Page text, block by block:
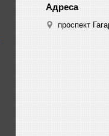
проспект